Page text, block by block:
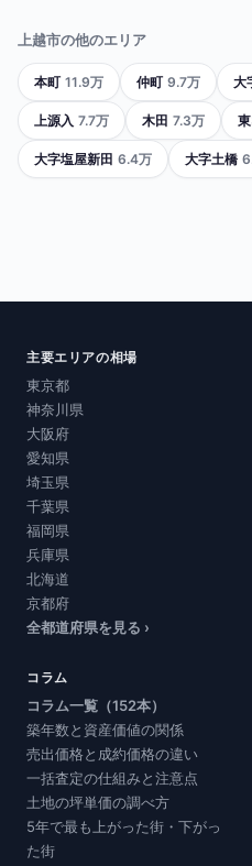
上越市の他のエリア
本町 11.9万 仲町 9.7万 大
上源入 7.7万 木田 7.3万
大字塩屋新田 6.4万 大字土橋
主要エリアの相場
東京都
神奈川県
大阪府
愛知県
埼玉県
千葉県
福岡県
兵庫県
北海道
京都府
全都道府県を見る ›
コラム
コラム一覧（152本）
築年数と資産価値の関係
売出価格と成約価格の違い
一括査定の仕組みと注意点
土地の坪単価の調べ方
5年で最も上がった街・下がっ
た街